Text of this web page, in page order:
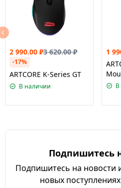
2 990.00 ₽3 620.00₽
-17%
ARTCORE K-Series GT
В наличии
1
В
Подпишитесь
Подпишитесь на новости
новых